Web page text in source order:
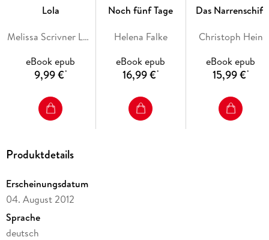
Lola
Melissa Scrivner Love
eBook epub
9,99 €*
Noch fünf Tage
Helena Falke
eBook epub
16,99 €*
Das Narrenschiff
Christoph Hein
eBook epub
15,99 €*
Produktdetails
Erscheinungsdatum
04. August 2012
Sprache
deutsch